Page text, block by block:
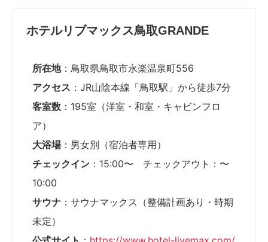
ホテルリブマックス鳥取GRANDE
所在地：鳥取県鳥取市永楽温泉町556
アクセス ：JR山陰本線「鳥取駅」から徒歩7分
客室数 ：195室（洋室・和室・キャビンフロ
ア）
大浴場：男女別（宿泊者専用）
チェックイン ：15:00〜 チェックアウト：〜
10:00
サウナ ：サウナマックス（整備計画あり・時期
未定）